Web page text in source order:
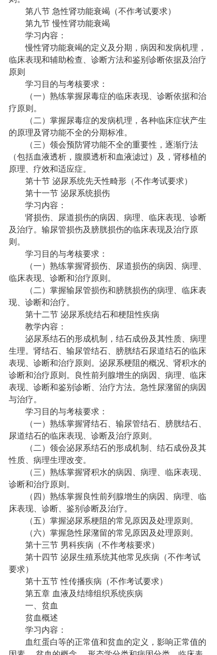
第八节 急性肾功能衰竭（不作考试要求）
第九节 慢性肾功能衰竭
学习内容：
慢性肾功能衰竭的定义及分期，病因和发病机理，
临床表现和辅助检查、诊断方法和鉴别诊断依据及治疗
原则
学习目的与考核要求：
（一）熟练掌握尿毒症的临床表现、诊断依据和治
疗原则。
（二）掌握尿毒症的发病机理，各种临床症状产生
的原理及肾功能不全的分期标准。
（三）领会预防肾功能不全的重要性，逐渐疗法
（包括血液透析，腹膜透析和血液滤过）及，肾移植的
原理、疗效和适应症。
第十节 泌尿系统先天性畸形（不作考试要求）
第十一节 泌尿系统损伤
学习内容：
肾损伤、尿道损伤的病因、病理、临床表现、诊断
及治疗。输尿管损伤及膀胱损伤的临床表现及治疗原
则。
学习目的与考核要求：
（一）熟练掌握肾损伤、尿道损伤的病因、病理、
临床表现、诊断和治疗原则。
（二）掌握输尿管损伤和膀胱损伤的病理、临床表
现、诊断和治疗。
第十二节 泌尿系统结石和梗阻性疾病
教学内容：
泌尿系结石的形成机制，结石成份及其性质、病理
生理。肾结石、输尿管结石、膀胱结石尿道结石的临床
表现、诊断和治疗原则。泌尿系梗阻的概况、肾积水的
诊断和治疗原则。良性前列腺增生的病因、病理、临床
表现、诊断和鉴别诊断、治疗方法。急性尿潴留的病因
与治疗。
学习目的与考核要求：
（一）熟练掌握肾结石、输尿管结石、膀胱结石、
尿道结石的临床表现、诊断及治疗原则。
（二）领会泌尿系结石的形成机制、结石成份及其
性质、病理生理改变。
（三）熟练掌握肾积水的病因、病理、临床表现、
诊断和治疗原则。
（四）熟练掌握良性前列腺增生的病因、病理、临
床表现、诊断、鉴别诊断及治疗。
（五）掌握泌尿系梗阻的常见原因及处理原则。
（六）掌握急性尿潴留的常见原因及处理原则。
第十三节 男科疾病（不作考核要求）
第十四节 泌尿生殖系统其他常见疾病（不作考试
要求）
第十五节 性传播疾病（不作考试要求）
第五章 血液及结缔组织系统疾病
一、贫血
贫血概述
学习内容：
血红蛋白等的正常值和贫血的定义，影响正常值的